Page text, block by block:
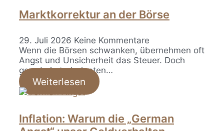
Marktkorrektur an der Börse
29. Juli 2026 Keine Kommentare
Wenn die Börsen schwanken, übernehmen oft
Angst und Unsicherheit das Steuer. Doch
gerade in turbulenten…
Weiterlesen
Inflation: Warum die „German